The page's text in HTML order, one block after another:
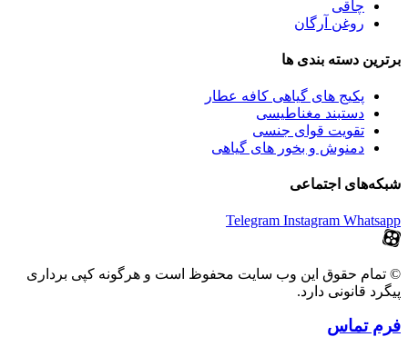
چاقی
روغن آرگان
برترین‌ دسته بندی ها
پکیج های گیاهی کافه عطار
دستبند مغناطیسی
تقویت قوای جنسی
دمنوش و بخور های گیاهی
شبکه‌های اجتماعی
Telegram Instagram Whatsapp
© تمام حقوق این وب سایت محفوظ است و هرگونه کپی برداری
پیگرد قانونی دارد.
فرم تماس